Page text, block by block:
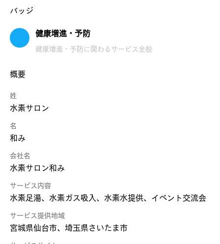
バッジ
健康増進・予防
健康増進・予防に関わるサービス全般
概要
姓
水素サロン
名
和み
会社名
水素サロン和み
サービス内容
水素足湯、水素ガス吸入、水素水提供、イベント交流会
サービス提供地域
宮城県仙台市、埼玉県さいたま市